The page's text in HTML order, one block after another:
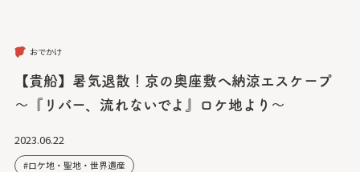
おでかけ
【貴船】暑気退散！京の奥座敷へ納涼エスケープ
～『リバー、流れないでよ』ロケ地より～
2023.06.22
ロケ地・聖地・世界遺産